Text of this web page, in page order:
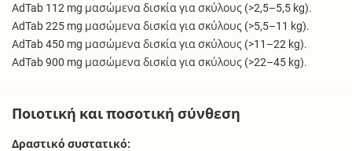
AdTab 112 mg μασώμενα δισκία για σκύλους (>2,5–5,5 kg).
AdTab 225 mg μασώμενα δισκία για σκύλους (>5,5–11 kg).
AdTab 450 mg μασώμενα δισκία για σκύλους (>11–22 kg).
AdTab 900 mg μασώμενα δισκία για σκύλους (>22–45 kg).
Ποιοτική και ποσοτική σύνθεση
Δραστικό συστατικό: